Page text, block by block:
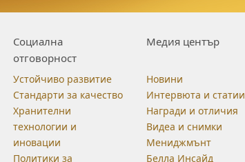
Социална
отговорност
Устойчиво развитие
Стандарти за качество
Хранителни
технологии и
иновации
Политики за
Медия център
Новини
Интервюта и статии
Награди и отличия
Видеа и снимки
Мениджмънт
Белла Инсайд